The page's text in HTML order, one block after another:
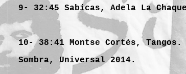
9- 32:45 Sabicas, Adela La
10- 38:41 Montse Cortés, Tangos.
Sombra, Universal 2014.